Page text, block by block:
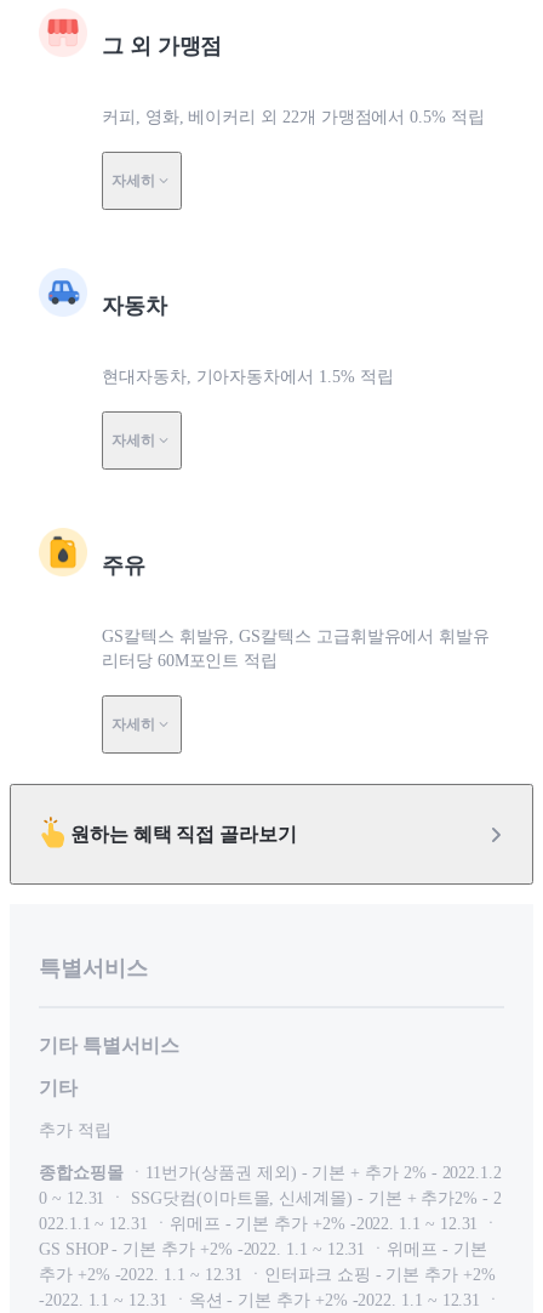
그 외 가맹점
커피, 영화, 베이커리 외 22개 가맹점에서 0.5% 적립
자세히
자동차
현대자동차, 기아자동차에서 1.5% 적립
자세히
주유
GS칼텍스 휘발유, GS칼텍스 고급휘발유에서 휘발유
리터당 60M포인트 적립
자세히
원하는 혜택 직접 골라보기
특별서비스
기타 특별서비스
기타
추가 적립
종합쇼핑몰ㆍ11번가(상품권 제외) - 기본 + 추가 2% - 2022.1.2
0 ~ 12.31 ㆍ SSG닷컴(이마트몰, 신세계몰) - 기본 + 추가2% - 2
022.1.1 ~ 12.31 ㆍ위메프 - 기본 추가 +2% -2022. 1.1 ~ 12.31 ㆍ
GS SHOP - 기본 추가 +2% -2022. 1.1 ~ 12.31 ㆍ위메프 - 기본
추가 +2% -2022. 1.1 ~ 12.31 ㆍ인터파크 쇼핑 - 기본 추가 +2%
-2022. 1.1 ~ 12.31 ㆍ옥션 - 기본 추가 +2% -2022. 1.1 ~ 12.31 ㆍ